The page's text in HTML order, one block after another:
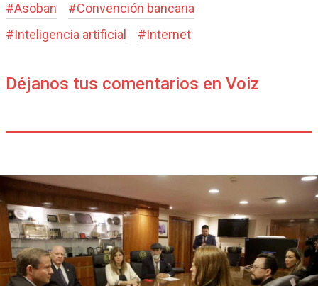
#Asoban #Convención bancaria
#Inteligencia artificial #Internet
Déjanos tus comentarios en Voiz